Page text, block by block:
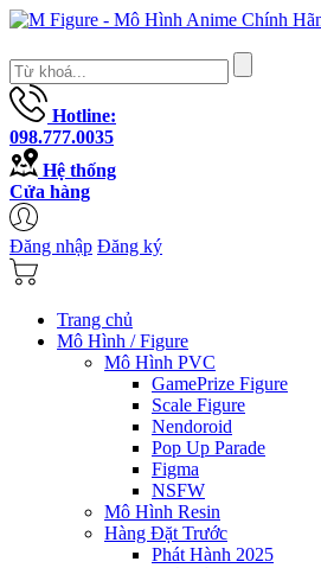
Hotline:
098.777.0035
Hệ thống
Cửa hàng
Đăng nhập Đăng ký
Trang chủ
Mô Hình / Figure
Mô Hình PVC
GamePrize Figure
Scale Figure
Nendoroid
Pop Up Parade
Figma
NSFW
Mô Hình Resin
Hàng Đặt Trước
Phát Hành 2025